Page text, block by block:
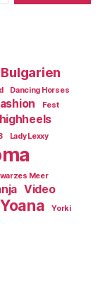
Bulgarien
Dancing Horses
Fest
highheels
Lady Lexxy
Meer
Video
Yoana Yorki